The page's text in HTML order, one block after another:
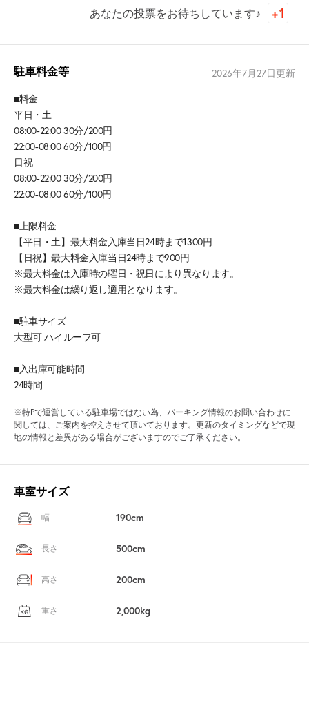
あなたの投票をお待ちしています♪
駐車料金等 2026年7月27日更新
■料金
平日・土
08:00-22:00 30分/200円
22:00-08:00 60分/100円
日祝
08:00-22:00 30分/200円
22:00-08:00 60分/100円
■上限料金
【平日・土】最大料金入庫当日24時まで1300円
【日祝】最大料金入庫当日24時まで900円
※最大料金は入庫時の曜日・祝日により異なります。
※最大料金は繰り返し適用となります。
■駐車サイズ
大型可 ハイルーフ可
■入出庫可能時間
24時間
※特Pで運営している駐車場ではない為、パーキング情報のお問い合わせに
関しては、ご案内を控えさせて頂いております。更新のタイミングなどで現
地の情報と差異がある場合がございますのでご了承ください。
車室サイズ
幅 190cm
長さ 500cm
高さ 200cm
重さ 2,000kg